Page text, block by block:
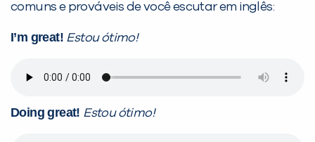
comuns e prováveis de você escutar em inglês:
I’m great! Estou ótimo!
Doing great! Estou ótimo!